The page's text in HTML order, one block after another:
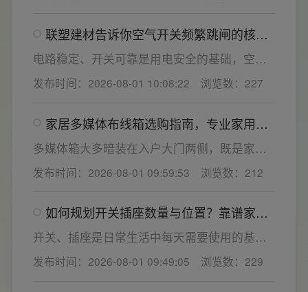
越长越好(因为铜片长度决定了插座距离的大
小，插孔间距越宽二三插同时插入越方便)。
联塑建材告诉你空气开关频繁跳闸的核心
原因与技术对策
电路稳定、开关可靠是用电安全的基础，空开
频繁跳闸大多源于电压波动、配件适配性不足
或防护结构设计缺陷。联塑建材依托成熟的电
电气套装产品，结构设计科学、稳压防护性能
优异，可有效应对电压瞬变、电网波动等场
景，减少无故跳闸、误跳闸等故障问题。
发布时间：2026-08-01 10:08:22 浏览数：227
家居多媒体布线箱选购指南，专业家用开
关电气套装厂家为您详解
多媒体箱大多暗装在入户大门两侧，既是家居
弱电线路的集中收纳载体，也会影响墙面整体
装修美观度，外观颜值、内部空间、模块化功
一站式配齐全屋电气产品，选择综合实力过硬
的家用开关电气套装厂家，可以同时搞定开关
插座、配电箱、多媒体布线箱等全套产品，采
购与售后更省心。
发布时间：2026-08-01 09:59:53 浏览数：212
如何规划开关插座数量与位置？靠谱家用
开关电气套装品牌怎么选？
开关、插座是日常生活中每天需要使用的基础
电气配件。随着家用电器的普及，需要的电源
插座和开关也会越来越多。装修前期除了规划
发布时间：2026-08-01 09:49:05 浏览数：229